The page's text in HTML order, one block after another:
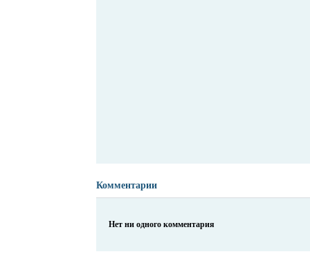
Комментарии
Нет ни одного комментария